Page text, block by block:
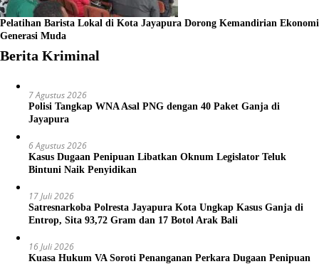
Pelatihan Barista Lokal di Kota Jayapura Dorong Kemandirian Ekonomi
Generasi Muda
Berita Kriminal
7 Agustus 2026
Polisi Tangkap WNA Asal PNG dengan 40 Paket Ganja di
Jayapura
6 Agustus 2026
Kasus Dugaan Penipuan Libatkan Oknum Legislator Teluk
Bintuni Naik Penyidikan
17 Juli 2026
Satresnarkoba Polresta Jayapura Kota Ungkap Kasus Ganja di
Entrop, Sita 93,72 Gram dan 17 Botol Arak Bali
16 Juli 2026
Kuasa Hukum VA Soroti Penanganan Perkara Dugaan Penipuan